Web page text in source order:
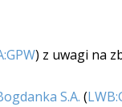
) z uwagi na
S.A. (